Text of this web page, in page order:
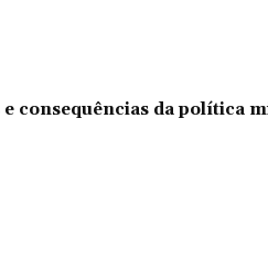
consequências da política